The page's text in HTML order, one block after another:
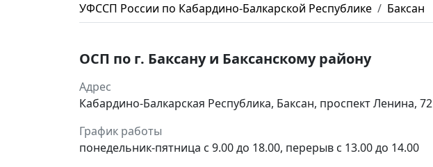
УФССП России по Кабардино-Балкарской Республике Баксан
ОСП по г. Баксану и Баксанскому району
Адрес
Кабардино-Балкарская Республика, Баксан, проспект Ленина, 72
График работы
понедельник-пятница с 9.00 до 18.00, перерыв с 13.00 до 14.00